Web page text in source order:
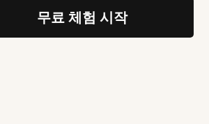
무료 체험 시작